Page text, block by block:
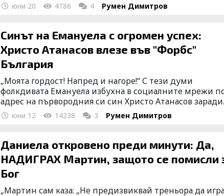
юни 20 4186 4 Румен Димитров
Синът на Емануела с огромен успех:
Христо Атанасов влезе във "Форбс"
България
„Моята гордост! Напред и нагоре!“ С тези думи
фолкдивата Емануела избухна в социалните мрежи
адрес на първородния си син Христо Атанасов
юни 12 14238 3 Румен Димитров
Даниела откровено преди минути: Да,
НАДИГРАХ Мартин, защото се помисли
Бог
„Мартин сам каза: „Не предизвиквай треньора да